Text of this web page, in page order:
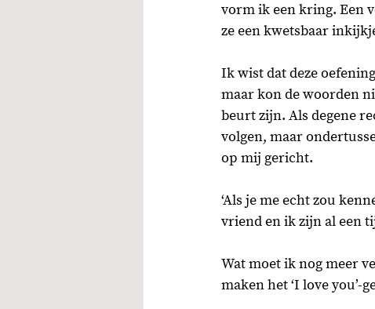
vorm ik een kring. Een
ze een kwetsbaar
Ik wist dat deze
maar kon de woorden
beurt zijn. Als degene
volgen, maar
op mij gericht.
‘Als je me echt zou
vriend en ik zijn al een
Wat moet ik nog meer
maken het ‘I love you’-